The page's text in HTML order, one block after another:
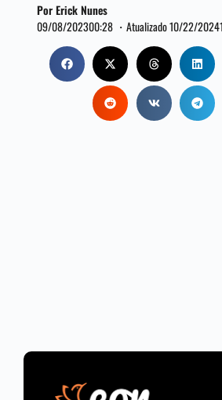
Por Erick Nunes
09/08/202300:28 ・ Atualizado 10/22/2024